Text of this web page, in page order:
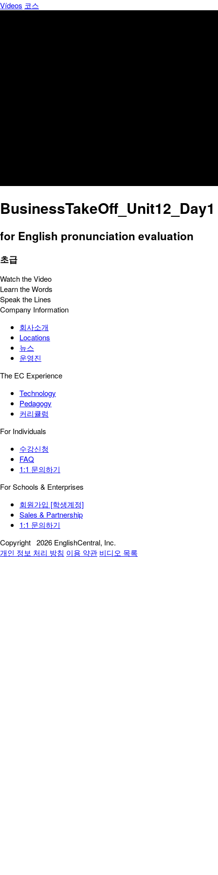
Vídeos 코스
BusinessTakeOff_Unit12_Day1
for English pronunciation evaluation
초급
Watch the Video
Learn the Words
Speak the Lines
Company Information
회사소개
Locations
뉴스
운영진
The EC Experience
Technology
Pedagogy
커리큘럼
For Individuals
수강신청
FAQ
1:1 문의하기
For Schools & Enterprises
회원가입 [학생계정]
Sales & Partnership
1:1 문의하기
Copyright 2026 EnglishCentral, Inc.
개인 정보 처리 방침 이용 약관 비디오 목록